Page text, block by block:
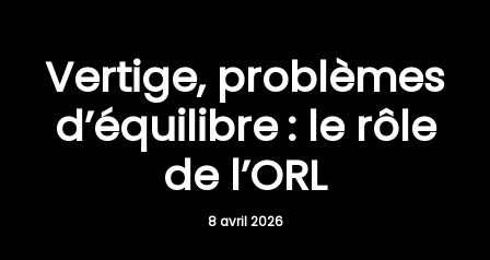
Vertige, problèmes
d’équilibre : le rôle
de l’ORL
8 avril 2026